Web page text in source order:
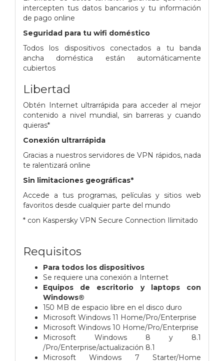
intercepten tus datos bancarios y tu información
de pago online
Seguridad para tu wifi doméstico
Todos los dispositivos conectados a tu banda
ancha doméstica están automáticamente
cubiertos
Libertad
Obtén Internet ultrarrápida para acceder al mejor
contenido a nivel mundial, sin barreras y cuando
quieras*
Conexión ultrarrápida
Gracias a nuestros servidores de VPN rápidos, nada
te ralentizará online
Sin limitaciones geográficas*
Accede a tus programas, películas y sitios web
favoritos desde cualquier parte del mundo
* con Kaspersky VPN Secure Connection Ilimitado
Requisitos
Para todos los dispositivos
Se requiere una conexión a Internet
Equipos de escritorio y laptops con
Windows®
150 MB de espacio libre en el disco duro
Microsoft Windows 11 Home/Pro/Enterprise
Microsoft Windows 10 Home/Pro/Enterprise
Microsoft Windows 8 y 8.1
/Pro/Enterprise/actualización 8.1
Microsoft Windows 7 Starter/Home